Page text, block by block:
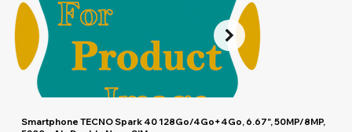
Smartphone TECNO Spark 40 128Go/4Go+4Go, 6.67", 50MP/8MP,